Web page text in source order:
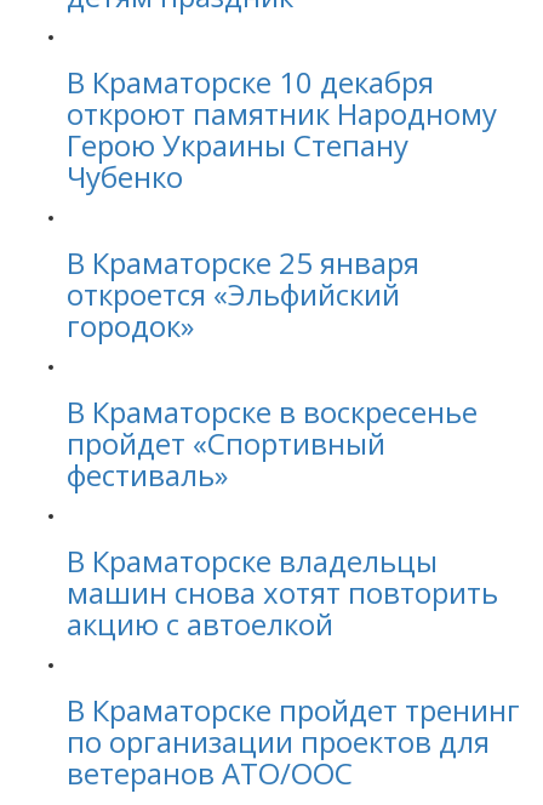
В Краматорске 10 декабря
откроют памятник Народному
Герою Украины Степану
Чубенко
В Краматорске 25 января
откроется «Эльфийский
городок»
В Краматорске в воскресенье
пройдет «Спортивный
фестиваль»
В Краматорске владельцы
машин снова хотят повторить
акцию с автоелкой
В Краматорске пройдет тренинг
по организации проектов для
ветеранов АТО/ООС